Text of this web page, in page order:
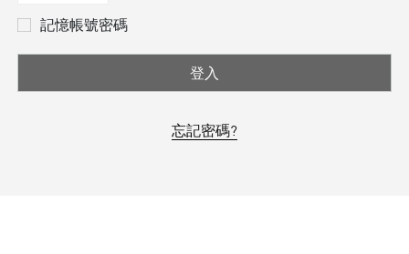
記憶帳號密碼
登入
忘記密碼?